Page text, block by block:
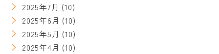
2025年7月 (10)
2025年6月 (10)
2025年5月 (10)
2025年4月 (10)